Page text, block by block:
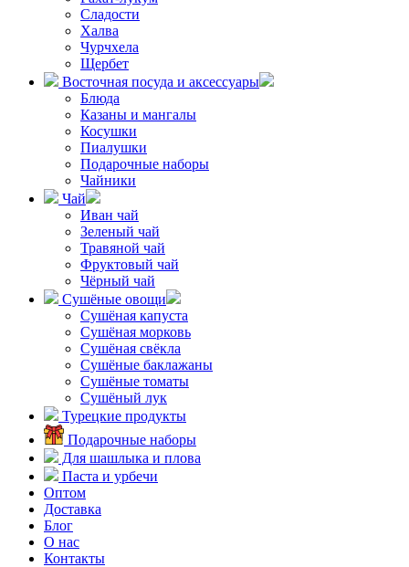
Сладости
Халва
Чурчхела
Щербет
Восточная посуда и аксессуары
Блюда
Казаны и мангалы
Косушки
Пиалушки
Подарочные наборы
Чайники
Чай
Иван чай
Зеленый чай
Травяной чай
Фруктовый чай
Чёрный чай
Сушёные овощи
Сушёная капуста
Сушёная морковь
Сушёная свёкла
Сушёные баклажаны
Сушёные томаты
Сушёный лук
Турецкие продукты
Подарочные наборы
Для шашлыка и плова
Паста и урбечи
Оптом
Доставка
Блог
О нас
Контакты